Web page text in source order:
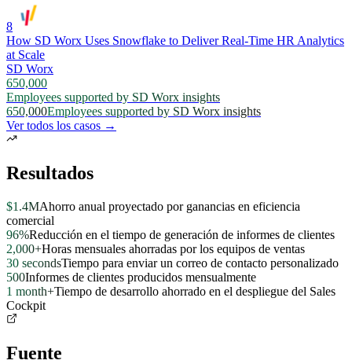
8
How SD Worx Uses Snowflake to Deliver Real-Time HR Analytics
at Scale
SD Worx
650,000
Employees supported by SD Worx insights
650,000Employees supported by SD Worx insights
Ver todos los casos →
Resultados
$1.4MAhorro anual proyectado por ganancias en eficiencia
comercial
96%Reducción en el tiempo de generación de informes de clientes
2,000+Horas mensuales ahorradas por los equipos de ventas
30 secondsTiempo para enviar un correo de contacto personalizado
500Informes de clientes producidos mensualmente
1 month+Tiempo de desarrollo ahorrado en el despliegue del Sales
Cockpit
Fuente